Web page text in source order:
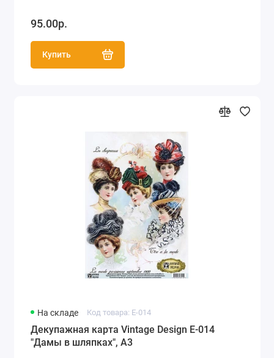
95.00р.
Купить
На складе Код товара: E-014
Декупажная карта Vintage Design E-014
"Дамы в шляпках", А3